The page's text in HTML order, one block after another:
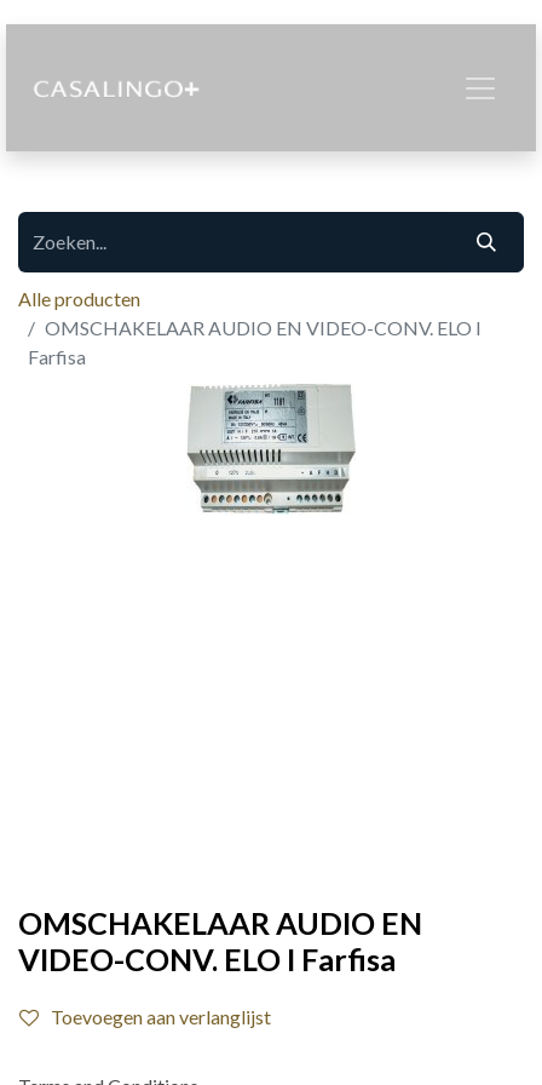
Alle producten
OMSCHAKELAAR AUDIO EN VIDEO-CONV. ELO I
Farfisa
OMSCHAKELAAR AUDIO EN
VIDEO-CONV. ELO I Farfisa
Toevoegen aan verlanglijst